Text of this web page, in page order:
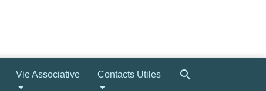
Vie Associative Contacts Utiles search